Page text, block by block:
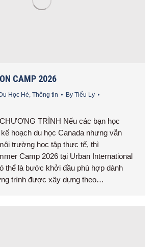
CAMP 2026
Học Hè Thông tin By Tiểu Ly
TRÌNH Nếu các bạn học
hoạch du học Canada nhưng vẫn
trường học tập thực tế, thì
Camp 2026 tại Urban International
thể là bước khởi đầu phù hợp dành
trình được xây dựng theo…